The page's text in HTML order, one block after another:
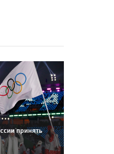
принять